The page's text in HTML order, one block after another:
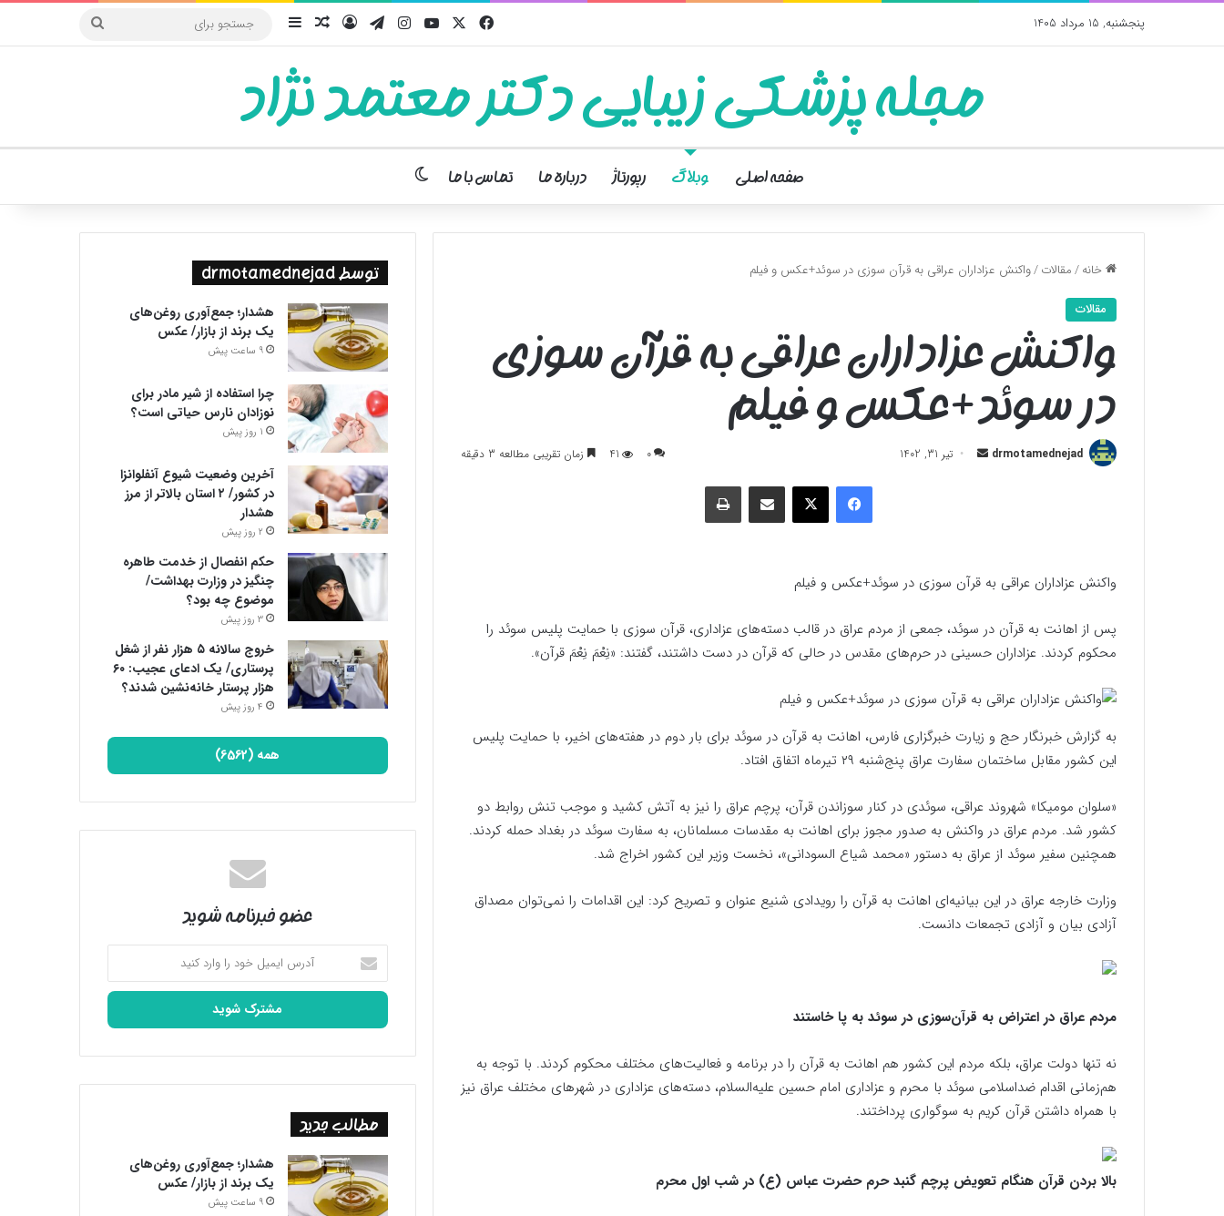
پنجشنبه, 15 مرداد 1405 فیسبوکایکسیوتیوباینستاگرام
تلگرامورودنوشته تصادفی
سایدبار
جستجو
مجله پزشکی زیبایی دکتر معتمد نژاد
صفحه اصلی وبلاگ رپورتاژ درباره ما تماس با ما تغییر پوسته
خانه/مقالات/واکنش عزاداران عراقی به قرآن سوزی در سوئد+عکس و فیلم
مقالات
واکنش عزاداران عراقی به قرآن سوزی
در سوئد+عکس و فیلم
drmotamednejad
ارسال تیر 31, 1402 0
41 زمان تقریبی مطالعه 3 دقیقه
فیسبوک ایکس اشتراک گذاری با ایمیل چاپ
واکنش عزاداران عراقی به قرآن سوزی در سوئد+عکس و فیلم
پس از اهانت به قرآن در سوئد، جمعی از مردم عراق در قالب دسته‌های عزاداری، قرآن سوزی با حمایت پلیس سوئد را
محکوم کردند. عزاداران حسینی در حرم‌های مقدس در حالی که قرآن در دست داشتند، گفتند: «نِعْمَ نِعْمَ قرآن».
به گزارش خبرنگار حج و زیارت خبرگزاری فارس، اهانت به قرآن در سوئد برای بار دوم در هفته‌های اخیر، با حمایت پلیس
این کشور مقابل ساختمان سفارت عراق پنج‌شنبه ۲۹ تیرماه اتفاق افتاد.
«سلوان مومیکا» شهروند عراقی، سوئدی در کنار سوزاندن قرآن، پرچم عراق را نیز به آتش کشید و موجب تنش روابط دو
کشور شد. مردم عراق در واکنش به صدور مجوز برای اهانت به مقدسات مسلمانان، به سفارت سوئد در بغداد حمله کردند.
همچنین سفیر سوئد از عراق به دستور «محمد شیاع السودانی»، نخست وزیر این کشور اخراج شد.
وزارت خارجه عراق در این بیانیه‌ای اهانت به قرآن را رویدادی شنیع عنوان و تصریح کرد: این اقدامات را نمی‌توان مصداق
آزادی بیان و آزادی تجمعات دانست.
مردم عراق در اعتراض به قرآن‌سوزی در سوئد به پا خاستند
نه تنها دولت عراق، بلکه مردم این کشور هم اهانت به قرآن را در برنامه و فعالیت‌های مختلف محکوم کردند. با توجه به
هم‌زمانی اقدام ضداسلامی سوئد با محرم و عزاداری امام حسین علیه‌السلام، دسته‌های عزاداری در شهرهای مختلف عراق نیز
با همراه داشتن قرآن کریم به سوگواری پرداختند.
بالا بردن قرآن هنگام تعویض پرچم گنبد حرم حضرت عباس (ع) در شب اول محرم
توسط drmotamednejad
هشدار؛ جمع‌آوری روغن‌های
یک برند از بازار/ عکس
9 ساعت پیش
چرا استفاده از شیر مادر برای
نوزادان نارس حیاتی است؟
1 روز پیش
آخرین وضعیت شیوع آنفلوانزا
در کشور/ ۲ استان بالاتر از مرز
هشدار
2 روز پیش
حکم انفصال از خدمت طاهره
چنگیز در وزارت بهداشت/
موضوع چه بود؟
3 روز پیش
خروج سالانه ۵ هزار نفر از شغل
پرستاری/ یک ادعای عجیب: ۶۰
هزار پرستار خانه‌نشین شدند؟
4 روز پیش
همه (6562)
عضو خبرنامه شوید
آدرس
ایمیل
خود
وارد
مطالب جدید
هشدار؛ جمع‌آوری روغن‌های
یک برند از بازار/ عکس
9 ساعت پیش